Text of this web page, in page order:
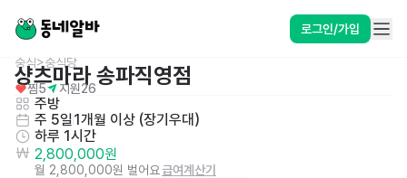
로그인/가입
중식>중식당
샹츠마라 송파직영점
찜5 지원26
주방
주 5일1개월 이상 (장기우대)
하루 1시간
2,800,000원
월 2,800,000원 벌어요급여계산기